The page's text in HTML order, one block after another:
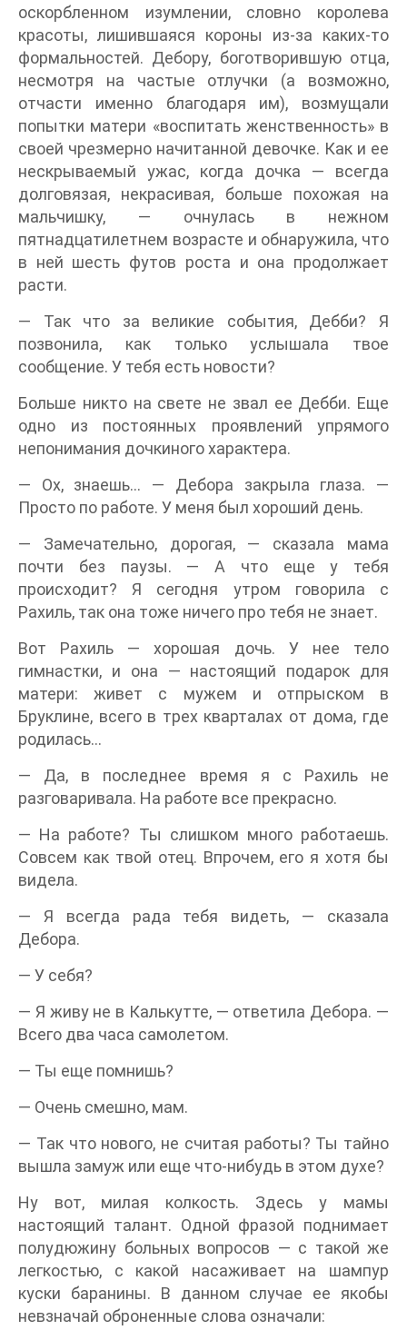
оскорбленном изумлении, словно королева
красоты, лишившаяся короны из-за каких-то
формальностей. Дебору, боготворившую отца,
несмотря на частые отлучки (а возможно,
отчасти именно благодаря им), возмущали
попытки матери «воспитать женственность» в
своей чрезмерно начитанной девочке. Как и ее
нескрываемый ужас, когда дочка — всегда
долговязая, некрасивая, больше похожая на
мальчишку, — очнулась в нежном
пятнадцатилетнем возрасте и обнаружила, что
в ней шесть футов роста и она продолжает
расти.
— Так что за великие события, Дебби? Я
позвонила, как только услышала твое
сообщение. У тебя есть новости?
Больше никто на свете не звал ее Дебби. Еще
одно из постоянных проявлений упрямого
непонимания дочкиного характера.
— Ох, знаешь... — Дебора закрыла глаза. —
Просто по работе. У меня был хороший день.
— Замечательно, дорогая, — сказала мама
почти без паузы. — А что еще у тебя
происходит? Я сегодня утром говорила с
Рахиль, так она тоже ничего про тебя не знает.
Вот Рахиль — хорошая дочь. У нее тело
гимнастки, и она — настоящий подарок для
матери: живет с мужем и отпрыском в
Бруклине, всего в трех кварталах от дома, где
родилась...
— Да, в последнее время я с Рахиль не
разговаривала. На работе все прекрасно.
— На работе? Ты слишком много работаешь.
Совсем как твой отец. Впрочем, его я хотя бы
видела.
— Я всегда рада тебя видеть, — сказала
Дебора.
— У себя?
— Я живу не в Калькутте, — ответила Дебора. —
Всего два часа самолетом.
— Ты еще помнишь?
— Очень смешно, мам.
— Так что нового, не считая работы? Ты тайно
вышла замуж или еще что-нибудь в этом духе?
Ну вот, милая колкость. Здесь у мамы
настоящий талант. Одной фразой поднимает
полудюжину больных вопросов — с такой же
легкостью, с какой насаживает на шампур
куски баранины. В данном случае ее якобы
невзначай оброненные слова означали: